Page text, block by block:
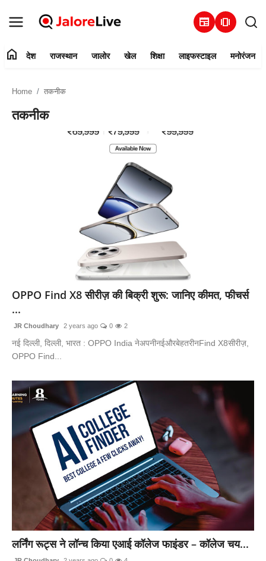
newspaper amp_stories
संपर्क करें
मनोरंजन
तकनीक
बिज़नेस
home देश राजस्थान जालोर खेल शिक्षा लाइफस्टाइल मनोरंजन
Home तकनीक
तकनीक
OPPO Find X8 सीरीज़ की बिक्री शुरू: जानिए कीमत, फीचर्स
...
JR Choudhary 2 years ago 0 2
नई दिल्ली, दिल्ली, भारत : OPPO India नेअपनीनईऔरबेहतरीनFind X8सीरीज़,
OPPO Find...
लर्निंग रूट्स ने लॉन्च किया एआई कॉलेज फाइंडर – कॉलेज चय...